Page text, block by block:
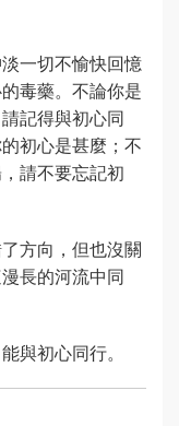
一切不愉快回憶
毒藥。不論你是
記得與初心同
初心是甚麼；不
請不要忘記初
方向，但也沒關
長的河流中同
與初心同行。